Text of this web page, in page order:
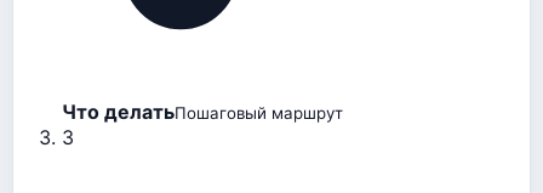
Что делатьПошаговый маршрут
3